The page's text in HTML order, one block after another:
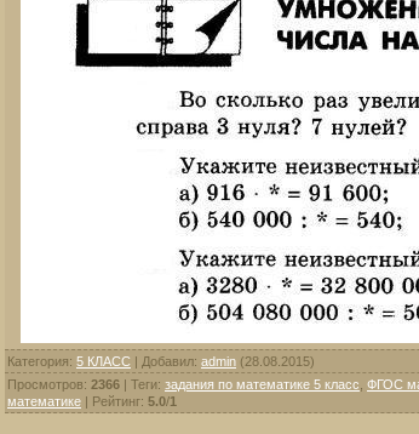
Категория: 5 КЛАСС | Добавил: admin (28.08.2015)
Просмотров: 2366 | Теги: задания по математике 5 класс ФГОС
математике | Рейтинг: 5.0/1